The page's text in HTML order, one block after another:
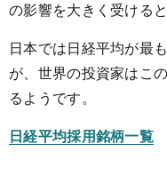
の影響を大きく受ける
日本では日経平均が最
が、世界の投資家はこ
るようです。
日経平均採用銘柄一覧